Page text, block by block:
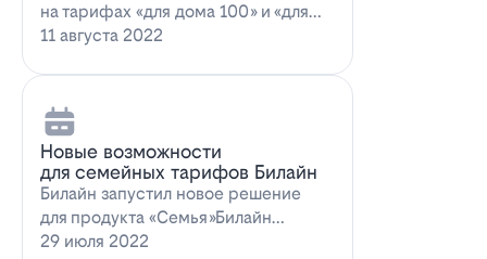
на тарифах «для дома 100» и «для
дома 100 с…
11 августа 2022
Новые возможности
для семейных тарифов Билайн
Билайн запустил новое решение
для продукта «Семья»Билайн
объявил о запуске новых возможн…
29 июля 2022